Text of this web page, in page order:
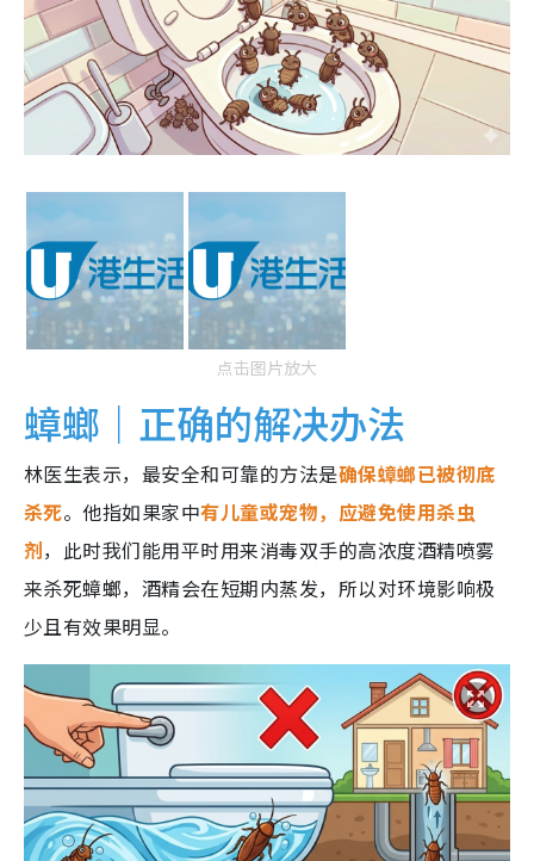
点击图片放大
蟑螂｜正确的解决办法
林医生表示，最安全和可靠的方法是确保蟑螂已被彻底
杀死。他指如果家中有儿童或宠物，应避免使用杀虫
剂，此时我们能用平时用来消毒双手的高浓度酒精喷雾
来杀死蟑螂，酒精会在短期内蒸发，所以对环境影响极
少且有效果明显。